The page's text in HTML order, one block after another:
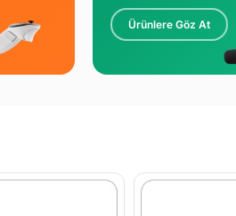
Ürünlere Göz At